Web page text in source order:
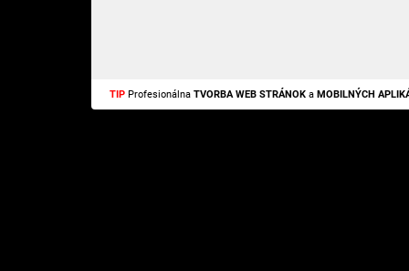
TIP Profesionálna TVORBA WEB STRÁNOK a MOBILNÝCH